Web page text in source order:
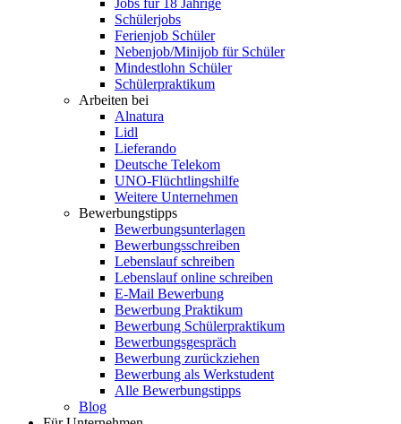
Jobs für 18 Jährige
Schülerjobs
Ferienjob Schüler
Nebenjob/Minijob für Schüler
Mindestlohn Schüler
Schülerpraktikum
Arbeiten bei
Alnatura
Lidl
Lieferando
Deutsche Telekom
UNO-Flüchtlingshilfe
Weitere Unternehmen
Bewerbungstipps
Bewerbungsunterlagen
Bewerbungsschreiben
Lebenslauf schreiben
Lebenslauf online schreiben
E-Mail Bewerbung
Bewerbung Praktikum
Bewerbung Schülerpraktikum
Bewerbungsgespräch
Bewerbung zurückziehen
Bewerbung als Werkstudent
Alle Bewerbungstipps
Blog